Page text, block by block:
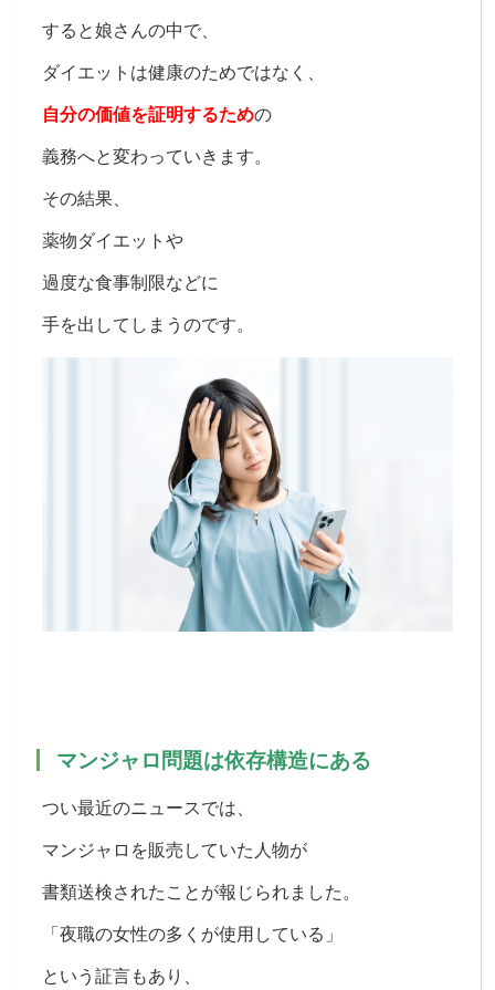
すると娘さんの中で、
ダイエットは健康のためではなく、
自分の価値を証明するための
義務へと変わっていきます。
その結果、
薬物ダイエットや
過度な食事制限などに
手を出してしまうのです。
マンジャロ問題は依存構造にある
つい最近のニュースでは、
マンジャロを販売していた人物が
書類送検されたことが報じられました。
「夜職の女性の多くが使用している」
という証言もあり、